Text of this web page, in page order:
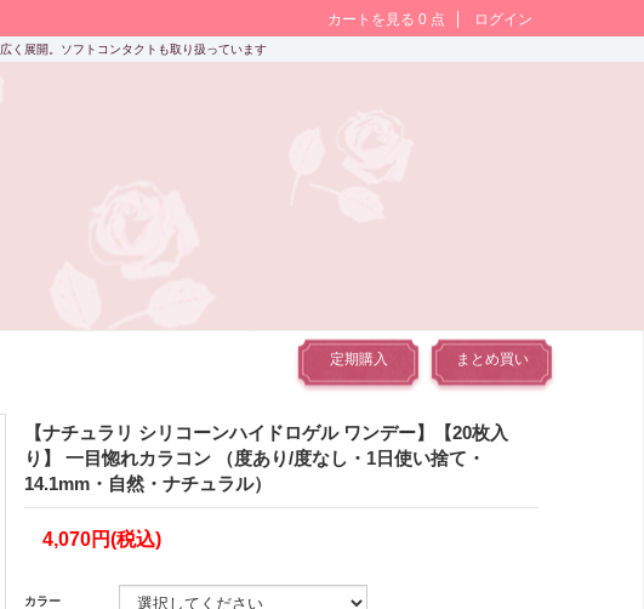
く展開。ソフトコンタクトも取り扱っています
カートを見る 0 点 ログイン
定期購入 まとめ買い
【ナチュラリ シリコーンハイドロゲル ワンデー】【20枚入
り】 一目惚れカラコン （度あり/度なし・1日使い捨て・
14.1mm・自然・ナチュラル）
4,070円(税込)
カラー